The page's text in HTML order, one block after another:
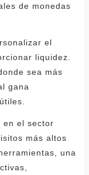
de monedas
el
liquidez.
sea más
gana
en el sector
más altos
una